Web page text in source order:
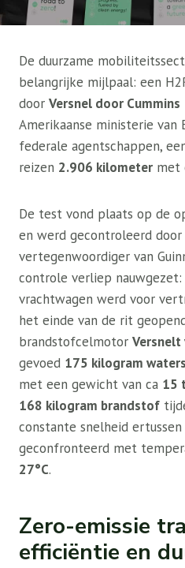
De duurzame
belangrijke mijlpaal: een
door Versnel door Cummins
Amerikaanse ministerie van
federale agentschappen,
reizen 2.906 kilometer met
De test vond plaats op de
en werd gecontroleerd
vertegenwoordiger van
controle verliep nauwgezet:
vrachtwagen werd voor
het einde van de rit
brandstofcelmotor Versnelt
gevoed 175 kilogram
met een gewicht van ca 15
168 kilogram brandstof
constante snelheid ertussen
geconfronteerd met
27°C.
Zero-emissie
efficiëntie en